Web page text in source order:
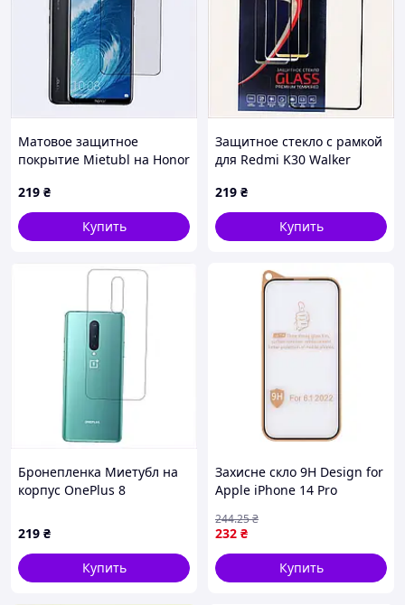
Матовое защитное
покрытие Mietubl на Honor
219 ₴
Купить
Защитное стекло с рамкой
для Redmi K30 Walker
219 ₴
Купить
Бронепленка Миетубл на
корпус OnePlus 8
219 ₴
Купить
Захисне скло 9H Design for
Apple iPhone 14 Pro
232 ₴
244.25₴
Купить